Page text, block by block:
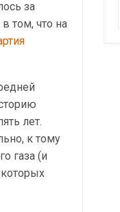
за
том, что на
лет.
к тому
газа (и